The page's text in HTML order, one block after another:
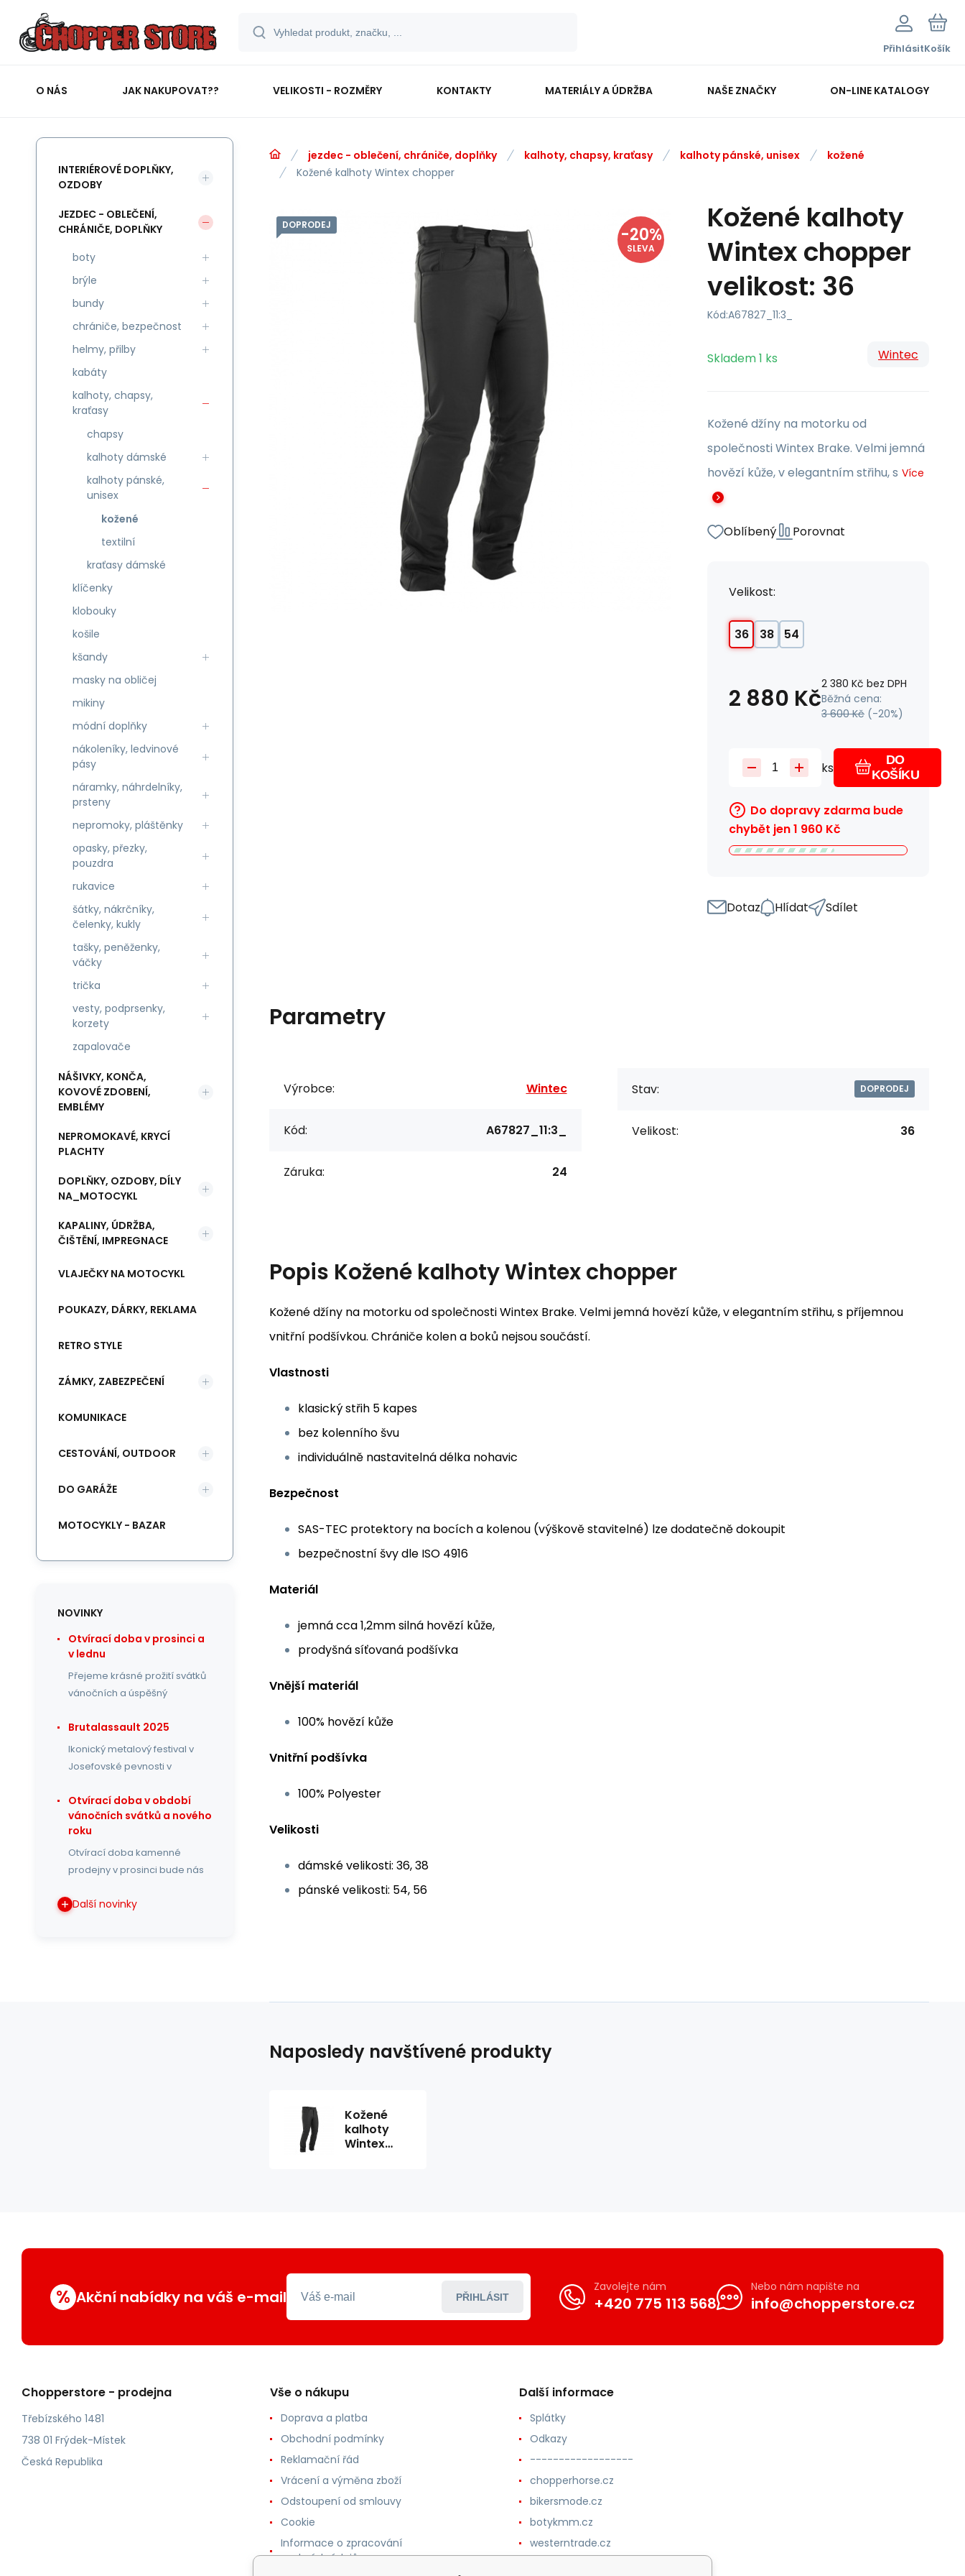
PřihlásitKošík
O NÁS JAK NAKUPOVAT?? VELIKOSTI - ROZMĚRY KONTAKTY MATERIÁLY A ÚDRŽBA NAŠE ZNAČKY ON-LINE KATALOGY
jezdec - oblečení, chrániče, doplňky kalhoty, chapsy, kraťasy kalhoty pánské, unisex
kožené
Kožené kalhoty Wintex chopper
DOPRODEJ -20%
SLEVA
Kožené kalhoty
Wintex chopper
velikost: 36
Kód:A67827_11:3_
Skladem1 ks Wintec
Kožené džíny na motorku od
společnosti Wintex Brake. Velmi jemná
hovězí kůže, v elegantním střihu, s Více
Oblíbený Porovnat
Velikost:
36 38 54
2 880 Kč2 380 Kč bez DPH
Běžná cena:
3 600 Kč (-20%)
ks
DO
KOŠÍKU
Do dopravy zdarma bude
chybět jen1 960 Kč
Dotaz Hlídat Sdílet
Parametry
Výrobce: Wintec
Kód: A67827_11:3_
Záruka: 24
Stav: DOPRODEJ
Velikost: 36
Popis Kožené kalhoty Wintex chopper
Kožené džíny na motorku od společnosti Wintex Brake. Velmi jemná hovězí kůže, v elegantním střihu, s příjemnou
vnitřní podšívkou. Chrániče kolen a boků nejsou součástí.
Vlastnosti
klasický střih 5 kapes
bez kolenního švu
individuálně nastavitelná délka nohavic
Bezpečnost
SAS-TEC protektory na bocích a kolenou (výškově stavitelné) lze dodatečně dokoupit
bezpečnostní švy dle ISO 4916
Materiál
jemná cca 1,2mm silná hovězí kůže,
prodyšná síťovaná podšívka
Vnější materiál
100% hovězí kůže
Vnitřní podšívka
100% Polyester
Velikosti
dámské velikosti: 36, 38
pánské velikosti: 54, 56
INTERIÉROVÉ DOPLŇKY,
OZDOBY
JEZDEC - OBLEČENÍ,
CHRÁNIČE, DOPLŇKY
boty
brýle
bundy
chrániče, bezpečnost
helmy, přilby
kabáty
kalhoty, chapsy,
kraťasy
chapsy
kalhoty dámské
kalhoty pánské,
unisex
kožené
textilní
kraťasy dámské
klíčenky
klobouky
košile
kšandy
masky na obličej
mikiny
módní doplňky
nákoleníky, ledvinové
pásy
náramky, náhrdelníky,
prsteny
nepromoky, pláštěnky
opasky, přezky,
pouzdra
rukavice
šátky, nákrčníky,
čelenky, kukly
tašky, peněženky,
váčky
trička
vesty, podprsenky,
korzety
zapalovače
NÁŠIVKY, KONČA,
KOVOVÉ ZDOBENÍ,
EMBLÉMY
NEPROMOKAVÉ, KRYCÍ
PLACHTY
DOPLŇKY, OZDOBY, DÍLY
NA_MOTOCYKL
KAPALINY, ÚDRŽBA,
ČIŠTĚNÍ, IMPREGNACE
VLAJEČKY NA MOTOCYKL
POUKAZY, DÁRKY, REKLAMA
RETRO STYLE
ZÁMKY, ZABEZPEČENÍ
KOMUNIKACE
CESTOVÁNÍ, OUTDOOR
DO GARÁŽE
MOTOCYKLY - BAZAR
NOVINKY
Otvírací doba v prosinci a
v lednu
Přejeme krásné prožití svátků
vánočních a úspěšný
Brutalassault 2025
Ikonický metalový festival v
Josefovské pevnosti v
Otvírací doba v období
vánočních svátků a nového
roku
Otvírací doba kamenné
prodejny v prosinci bude nás
Další novinky
Naposledy navštívené produkty
Kožené
kalhoty
Wintex
% Akční nabídky na váš e-mail PŘIHLÁSIT
Zavolejte nám
+420 775 113 568
Nebo nám napište na
info@chopperstore.cz
Chopperstore - prodejna
Třebízského 1481
738 01 Frýdek-Místek
Česká Republika
Vše o nákupu
Doprava a platba
Obchodní podmínky
Reklamační řád
Vrácení a výměna zboží
Odstoupení od smlouvy
Cookie
Informace o zpracování
osobních údajů
Další informace
Splátky
Odkazy
------------------
chopperhorse.cz
bikersmode.cz
botykmm.cz
westerntrade.cz